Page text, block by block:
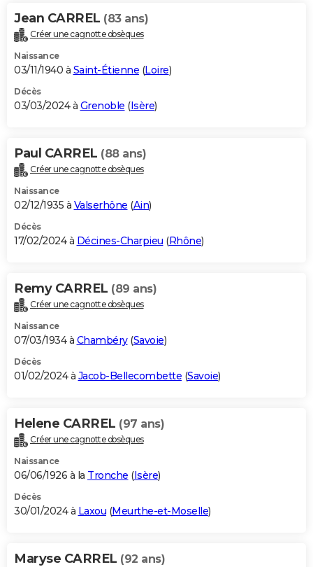
Jean CARREL (83 ans)
Créer une cagnotte obsèques
Naissance
03/11/1940 à Saint-Étienne (Loire)
Décès
03/03/2024 à Grenoble (Isère)
Paul CARREL (88 ans)
Créer une cagnotte obsèques
Naissance
02/12/1935 à Valserhône (Ain)
Décès
17/02/2024 à Décines-Charpieu (Rhône)
Remy CARREL (89 ans)
Créer une cagnotte obsèques
Naissance
07/03/1934 à Chambéry(Savoie)
Décès
01/02/2024 à Jacob-Bellecombette (Savoie)
Helene CARREL (97 ans)
Créer une cagnotte obsèques
Naissance
06/06/1926 à la Tronche (Isère)
Décès
30/01/2024 à Laxou (Meurthe-et-Moselle)
Maryse CARREL (92 ans)